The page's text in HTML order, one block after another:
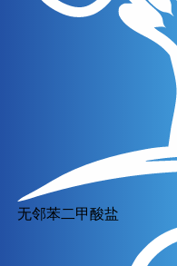
无邻苯二甲酸盐